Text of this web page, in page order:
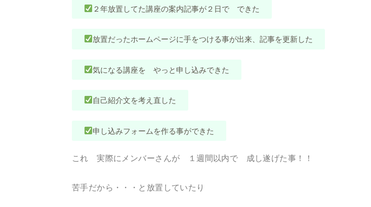
２年放置してた講座の案内記事が２日で できた
放置だったホームページに手をつける事が出来、記事を更新した
気になる講座を やっと申し込みできた
自己紹介文を考え直した
申し込みフォームを作る事ができた
これ 実際にメンバーさんが １週間以内で 成し遂げた事！！
苦手だから・・・と放置していたり